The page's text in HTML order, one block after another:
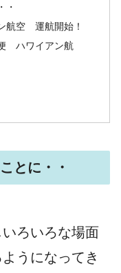
・
空 運航開始！
ハワイアン航
とに・・
ろいろな場面
うになってき